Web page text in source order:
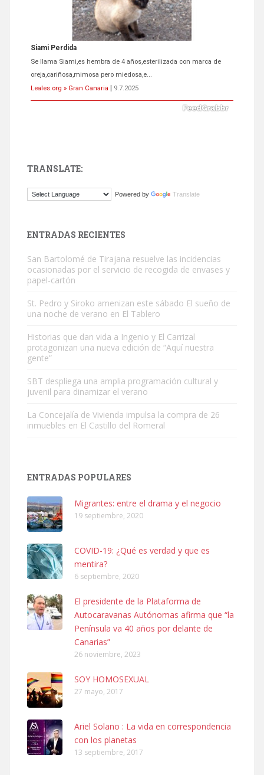
ADOPCIÓN URGENTE GATA TEROR GRAN CANARIA
El ayuntamiento se va a llevar a Los Gatos callejeros de la zona los
próximos días, ella incluida...
Leales.org » Gran Canaria
9.7.2025
Este gato macho ha aparecido en la calle hace menos de un mes,
Busco adopción responsable para mi perra. Pastor alemán,
hembra, 4 años. Por motivos personales ...
Leales.org » Gran Canaria
Leales.org » Gran Canaria
Ninfa perdida
El día 5 se los perdió una ninfa papillera, asustada tiene miedo a la
calle, se perdió por la zon...
Leales.org » Gran Canaria
6.7.2025
Adopcion
Busco casa de acogida para mi perrita ya que por temas de trabajo
no la puedo tener. Solo gente r...
TRANSLATE:
Powered by Translate
ENTRADAS RECIENTES
San Bartolomé de Tirajana resuelve las incidencias
ocasionadas por el servicio de recogida de envases y
papel-cartón
St. Pedro y Siroko amenizan este sábado El sueño de
una noche de verano en El Tablero
Historias que dan vida a Ingenio y El Carrizal
protagonizan una nueva edición de “Aquí nuestra
gente”
SBT despliega una amplia programación cultural y
juvenil para dinamizar el verano
La Concejalía de Vivienda impulsa la compra de 26
inmuebles en El Castillo del Romeral
ENTRADAS POPULARES
Migrantes: entre el drama y el negocio
19 septiembre, 2020
COVID-19: ¿Qué es verdad y que es
mentira?
6 septiembre, 2020
El presidente de la Plataforma de
Autocaravanas Autónomas afirma que “la
Península va 40 años por delante de
Canarias”
26 noviembre, 2023
SOY HOMOSEXUAL
27 mayo, 2017
Ariel Solano : La vida en correspondencia
con los planetas
13 septiembre, 2017